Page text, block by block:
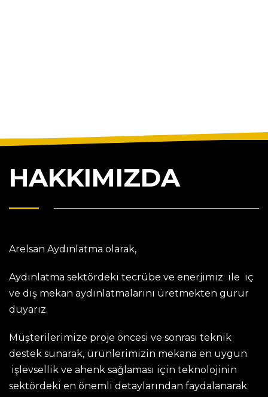
HAKKIMIZDA
Arelsan Aydınlatma olarak,
Aydınlatma sektördeki tecrübe ve enerjimiz ile iç
ve dış mekan aydınlatmalarını üretmekten gurur
duyarız.
Müşterilerimize proje öncesi ve sonrası teknik
destek sunarak, ürünlerimizin mekana en uygun
işlevsellik ve ahenk sağlaması için teknolojinin
sektördeki en önemli detaylarından faydalanarak